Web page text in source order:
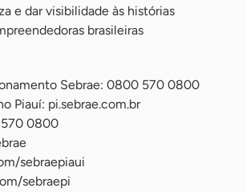
e dar visibilidade às histórias
brasileiras
Sebrae: 0800 570 0800
Piauí: pi.sebrae.com.br
0800
sebraepiaui
sebraepi